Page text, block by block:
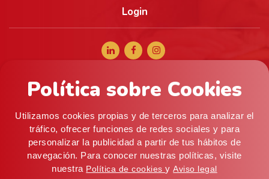
Política sobre Cookies
Utilizamos cookies propias y de terceros para analizar el
tráfico, ofrecer funciones de redes sociales y para
personalizar la publicidad a partir de tus hábitos de
navegación. Para conocer nuestras políticas, visite
nuestra Política de cookiesyAviso legal
Login
+34 965 056 040
C/ Artes Graficas, 5, 03008 Alicante (ESPAÑA) ·
Almacén: c/ Mistral, 9 (P. I. Pla de la Vallonga), 03006
Alicante